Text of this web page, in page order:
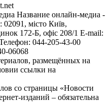
Название онлайн-медиа -
місто Київ,
172-Б, офіс 208/1 E-mail:
044-205-43-00
06068
размещённых на
ссылки на
со страницы «Новости
изданий – обязательна